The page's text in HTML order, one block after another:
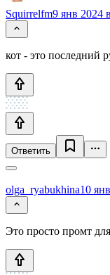
Squirrelfm9 янв 2024
кот - это последний
Ответить
olga_ryabukhina10
Это просто промт